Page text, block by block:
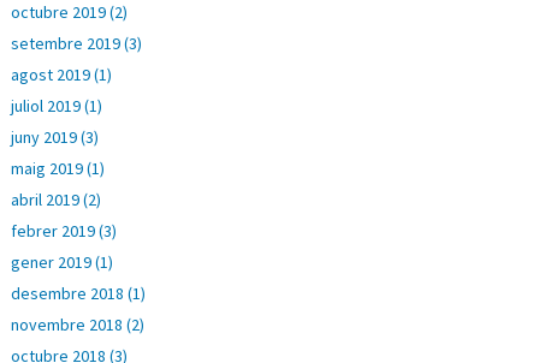
octubre 2019 (2)
setembre 2019 (3)
agost 2019 (1)
juliol 2019 (1)
juny 2019 (3)
maig 2019 (1)
abril 2019 (2)
febrer 2019 (3)
gener 2019 (1)
desembre 2018 (1)
novembre 2018 (2)
octubre 2018 (3)